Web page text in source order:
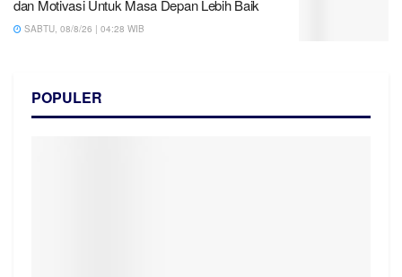
dan Motivasi Untuk Masa Depan Lebih Baik
SABTU, 08/8/26 | 04:28 WIB
POPULER